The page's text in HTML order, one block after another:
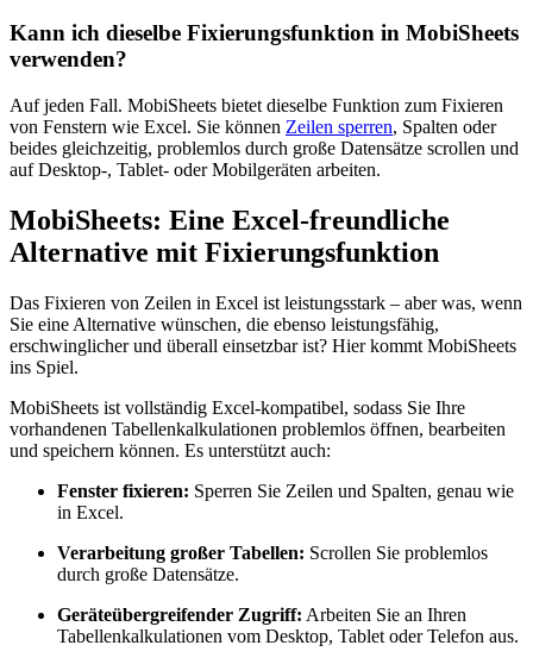
Kann ich dieselbe Fixierungsfunktion in MobiSheets
verwenden?
Auf jeden Fall. MobiSheets bietet dieselbe Funktion zum Fixieren
von Fenstern wie Excel. Sie können Zeilen sperren, Spalten oder
beides gleichzeitig, problemlos durch große Datensätze scrollen und
auf Desktop-, Tablet- oder Mobilgeräten arbeiten.
MobiSheets: Eine Excel-freundliche
Alternative mit Fixierungsfunktion
Das Fixieren von Zeilen in Excel ist leistungsstark – aber was, wenn
Sie eine Alternative wünschen, die ebenso leistungsfähig,
erschwinglicher und überall einsetzbar ist? Hier kommt MobiSheets
ins Spiel.
MobiSheets ist vollständig Excel-kompatibel, sodass Sie Ihre
vorhandenen Tabellenkalkulationen problemlos öffnen, bearbeiten
und speichern können. Es unterstützt auch:
Fenster fixieren: Sperren Sie Zeilen und Spalten, genau wie
in Excel.
Verarbeitung großer Tabellen: Scrollen Sie problemlos
durch große Datensätze.
Geräteübergreifender Zugriff: Arbeiten Sie an Ihren
Tabellenkalkulationen vom Desktop, Tablet oder Telefon aus.